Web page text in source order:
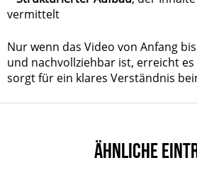
vermittelt
Nur wenn das Video von Anfang
und nachvollziehbar ist, erreicht es
sorgt für ein klares Verständnis
ÄHNLICHE